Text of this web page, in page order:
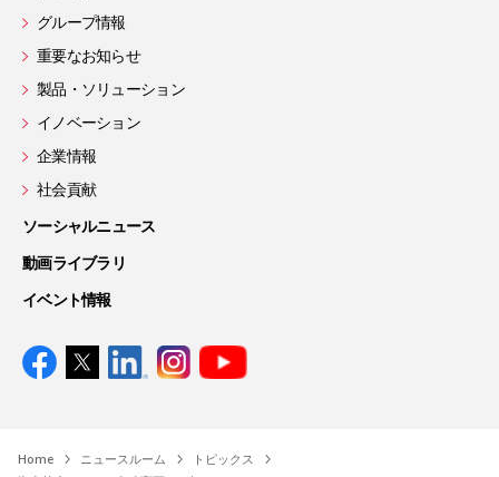
グループ情報
重要なお知らせ
製品・ソリューション
イノベーション
企業情報
社会貢献
ソーシャルニュース
動画ライブラリ
イベント情報
Home ニュースルーム
トピックス